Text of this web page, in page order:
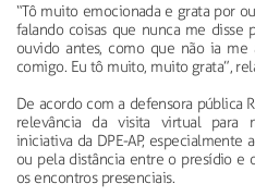
“Tô muito emocionada e grata por
falando coisas que nunca me disse
ouvido antes, como que não ia me
comigo. Eu tô muito, muito grata”,
De acordo com a defensora pública
relevância da visita virtual para
iniciativa da DPE-AP, especialmente
ou pela distância entre o presídio e
os encontros presenciais.